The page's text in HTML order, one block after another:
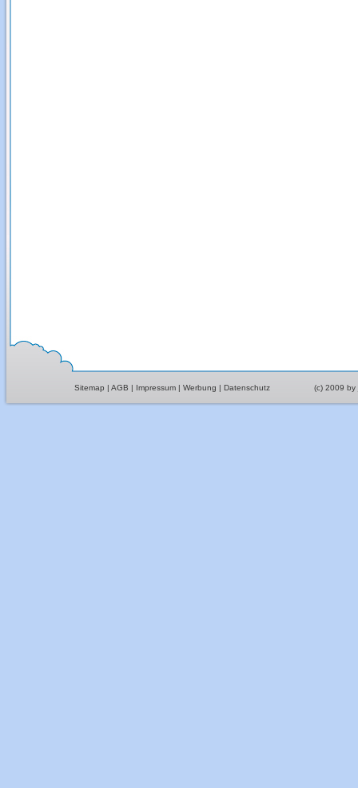
Sitemap | AGB | Impressum | Werbung | Datenschutz (c) 2009